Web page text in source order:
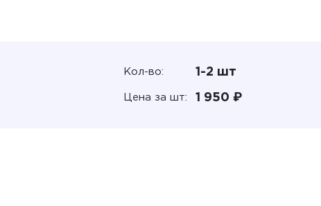
Кол-во: 1-2 шт
Цена за шт: 1 950 ₽